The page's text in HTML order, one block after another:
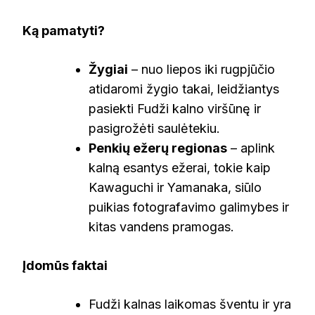
Ką pamatyti?
Žygiai – nuo liepos iki rugpjūčio
atidaromi žygio takai, leidžiantys
pasiekti Fudži kalno viršūnę ir
pasigrožėti saulėtekiu.
Penkių ežerų regionas – aplink
kalną esantys ežerai, tokie kaip
Kawaguchi ir Yamanaka, siūlo
puikias fotografavimo galimybes ir
kitas vandens pramogas.
Įdomūs faktai
Fudži kalnas laikomas šventu ir yra